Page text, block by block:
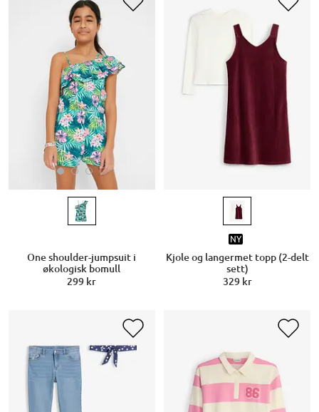
One shoulder-jumpsuit i
økologisk bomull
299 kr
NY
Kjole og langermet topp (2-delt
sett)
329 kr